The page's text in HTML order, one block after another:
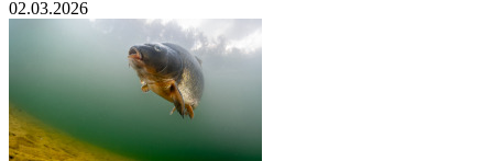
02.03.2026